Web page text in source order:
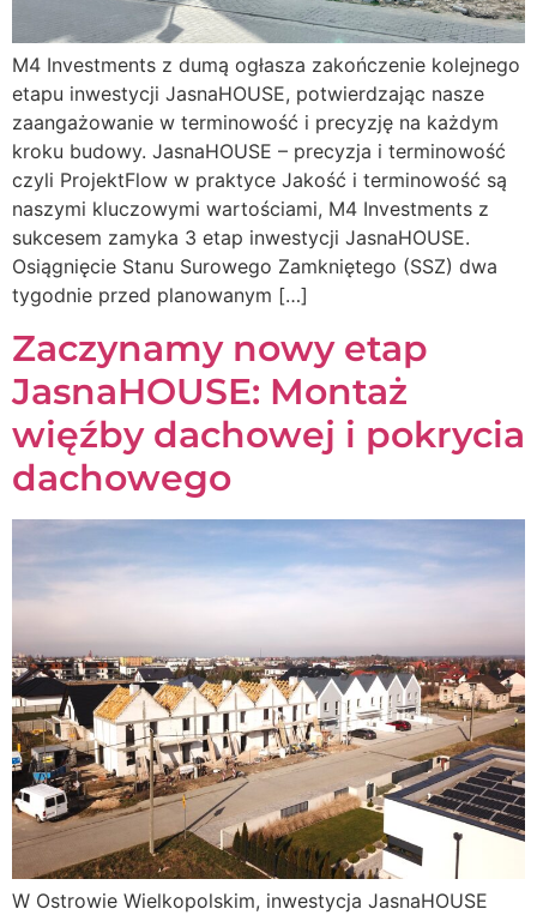
M4 Investments z dumą ogłasza zakończenie kolejnego
etapu inwestycji JasnaHOUSE, potwierdzając nasze
zaangażowanie w terminowość i precyzję na każdym
kroku budowy. JasnaHOUSE – precyzja i terminowość
czyli ProjektFlow w praktyce Jakość i terminowość są
naszymi kluczowymi wartościami, M4 Investments z
sukcesem zamyka 3 etap inwestycji JasnaHOUSE.
Osiągnięcie Stanu Surowego Zamkniętego (SSZ) dwa
tygodnie przed planowanym […]
Zaczynamy nowy etap
JasnaHOUSE: Montaż
więźby dachowej i pokrycia
dachowego
W Ostrowie Wielkopolskim, inwestycja JasnaHOUSE